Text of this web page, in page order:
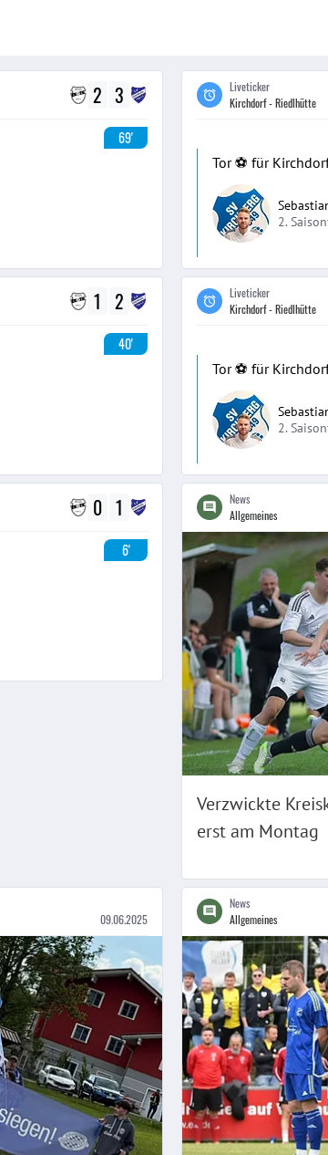
2 3
69'
Liveticker
Kirchdorf - Riedlhütte
Tor ⚽️ für
2.
1 2
40'
Liveticker
Kirchdorf - Riedlhütte
Tor ⚽️ für
2.
0 1
6'
News
Allgemeines
Verzwickte
erst am Montag
09.06.2025
News
Allgemeines